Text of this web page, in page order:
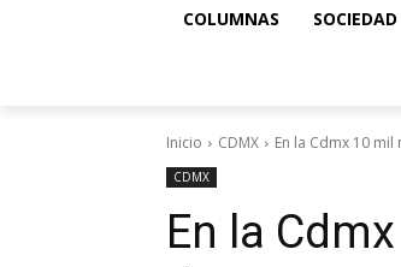
COLUMNAS SOCIEDAD
Inicio CDMX En la Cdmx 10
CDMX
En la